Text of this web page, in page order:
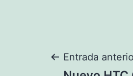
Entrada